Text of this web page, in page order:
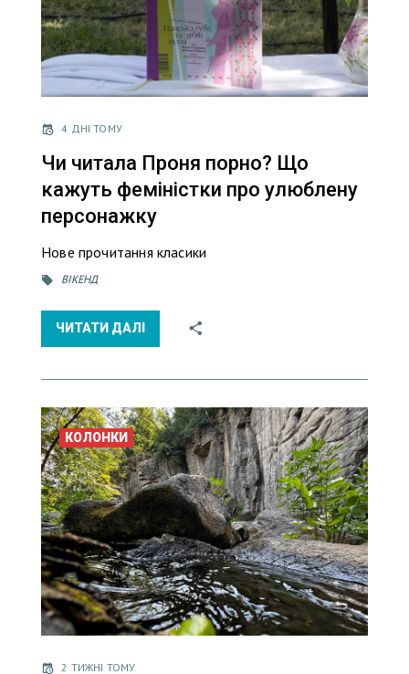
4 ДНІ ТОМУ
Чи читала Проня порно? Що
кажуть феміністки про улюблену
персонажку
Нове прочитання класики
ВІКЕНД
ЧИТАТИ ДАЛІ
КОЛОНКИ
2 ТИЖНІ ТОМУ